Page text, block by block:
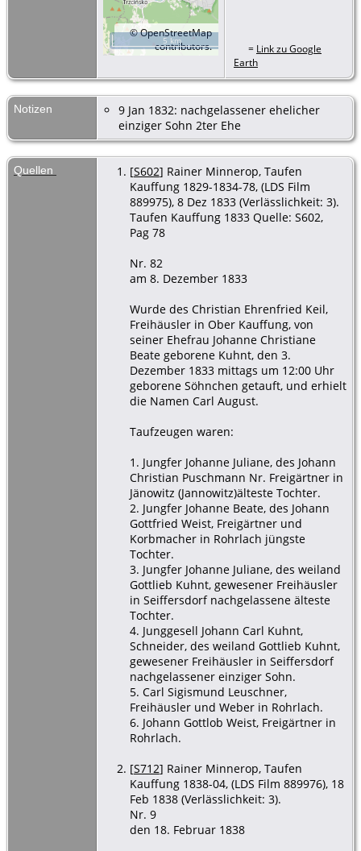
©OpenStreetMap
contributors.
5 km
= Link zu Google
Earth
Notizen
9 Jan 1832: nachgelassener ehelicher
einziger Sohn 2ter Ehe
Quellen [S602] Rainer Minnerop, Taufen
Kauffung 1829-1834-78, (LDS Film
889975), 8 Dez 1833 (Verlässlichkeit: 3).
Taufen Kauffung 1833 Quelle: S602,
Pag 78
Nr. 82
am 8. Dezember 1833
Wurde des Christian Ehrenfried Keil,
Freihäusler in Ober Kauffung, von
seiner Ehefrau Johanne Christiane
Beate geborene Kuhnt, den 3.
Dezember 1833 mittags um 12:00 Uhr
geborene Söhnchen getauft, und erhielt
die Namen Carl August.
Taufzeugen waren:
1. Jungfer Johanne Juliane, des Johann
Christian Puschmann Nr. Freigärtner in
Jänowitz (Jannowitz)älteste Tochter.
2. Jungfer Johanne Beate, des Johann
Gottfried Weist, Freigärtner und
Korbmacher in Rohrlach jüngste
Tochter.
3. Jungfer Johanne Juliane, des weiland
Gottlieb Kuhnt, gewesener Freihäusler
in Seiffersdorf nachgelassene älteste
Tochter.
4. Junggesell Johann Carl Kuhnt,
Schneider, des weiland Gottlieb Kuhnt,
gewesener Freihäusler in Seiffersdorf
nachgelassener einziger Sohn.
5. Carl Sigismund Leuschner,
Freihäusler und Weber in Rohrlach.
6. Johann Gottlob Weist, Freigärtner in
Rohrlach.
[S712] Rainer Minnerop, Taufen
Kauffung 1838-04, (LDS Film 889976), 18
Feb 1838 (Verlässlichkeit: 3).
Nr. 9
den 18. Februar 1838